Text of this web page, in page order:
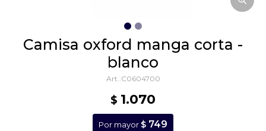
camisa oxford manga corta -
blanco
C0604700
$ 1.070
Por mayor $ 749